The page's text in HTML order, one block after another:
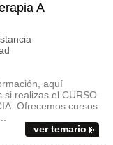
A
aquí
si realizas el CURSO
Ofrecemos cursos
ver temario